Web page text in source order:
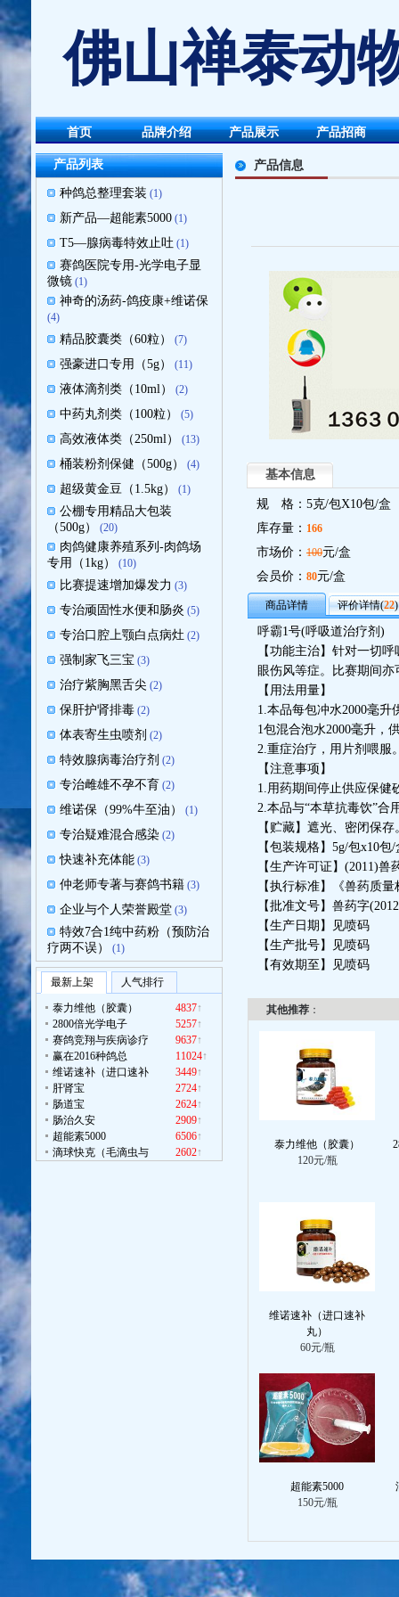
佛山禅泰动
首页 品牌介绍 产品展示 产品招商
产品列表
种鸽总整理套装 (1)
新产品—超能素5000 (1)
T5—腺病毒特效止吐 (1)
赛鸽医院专用-光学电子显
微镜 (1)
神奇的汤药-鸽疫康+维诺保
(4)
精品胶囊类（60粒） (7)
强豪进口专用（5g） (11)
液体滴剂类（10ml） (2)
中药丸剂类（100粒） (5)
高效液体类（250ml） (13)
桶装粉剂保健（500g） (4)
超级黄金豆（1.5kg） (1)
公棚专用精品大包装
（500g）
(20)
肉鸽健康养殖系列-肉鸽场
专用（1kg）
(10)
比赛提速增加爆发力 (3)
专治顽固性水便和肠炎 (5)
专治口腔上颚白点病灶 (2)
强制家飞三宝 (3)
治疗紫胸黑舌尖 (2)
保肝护肾排毒 (2)
体表寄生虫喷剂 (2)
特效腺病毒治疗剂 (2)
专治雌雄不孕不育 (2)
维诺保（99%牛至油） (1)
专治疑难混合感染 (2)
快速补充体能 (3)
仲老师专著与赛鸽书籍 (3)
企业与个人荣誉殿堂 (3)
特效7合1纯中药粉（预防治
疗两不误）
(1)
最新上架 人气排行
泰力维他（胶囊） 4837↑
2800倍光学电子
5257↑
赛鸽竞翔与疾病诊疗
9637↑
赢在2016种鸽总
11024↑
维诺速补（进口速补
3449↑
肝肾宝
2724↑
肠道宝
2624↑
肠治久安
2909↑
超能素5000
6506↑
滴球快克（毛滴虫与
2602↑
产品信息
基本信息
规 格：5克/包X10包/盒
库存量： 166
市场价： 100元/盒
会员价： 80元/盒
商品详情 评价详情(22)
呼霸1号(呼吸道治疗剂)
【功能主治】针对一切
眼伤风等症。比赛期间
【用法用量】
1.本品每包冲水2000毫升
1包混合泡水2000毫升，
2.重症治疗，用片剂喂服
【注意事项】
1.用药期间停止供应保健
2.本品与“本草抗毒饮”合
【贮藏】遮光、密闭保存
【包装规格】5g/包x10
【生产许可证】(2011)兽
【执行标准】《兽药质
【批准文号】兽药字
【生产日期】见喷码
【生产批号】见喷码
【有效期至】见喷码
其他推荐 ：
泰力维他（胶囊）
120元/瓶
维诺速补（进口速补
丸）
60元/瓶
超能素5000
150元/瓶